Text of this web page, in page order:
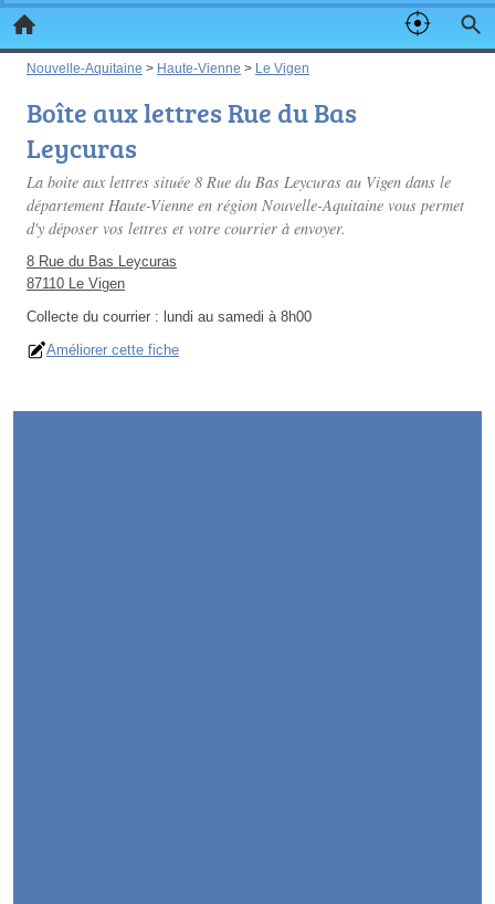
Nouvelle-Aquitaine > Haute-Vienne > Le Vigen
Boîte aux lettres Rue du Bas
Leycuras
La boite aux lettres située 8 Rue du Bas Leycuras au Vigen dans le
département Haute-Vienne en région Nouvelle-Aquitaine vous permet
d'y déposer vos lettres et votre courrier à envoyer.
8 Rue du Bas Leycuras
87110 Le Vigen
Collecte du courrier : lundi au samedi à 8h00
Améliorer cette fiche